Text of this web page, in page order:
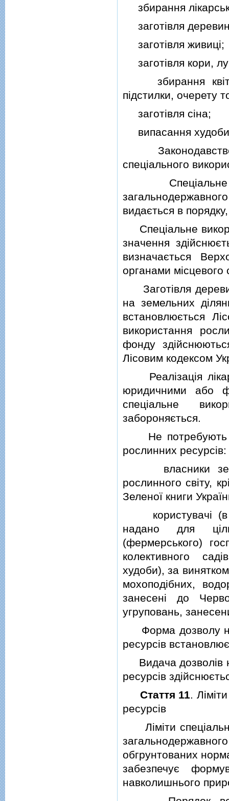
збирання
заготiвля
заготiвля живицi;
заготiвля кори,
збирання квiтiв,
пiдстилки, очерету
заготiвля сiна;
випасання
спецiального
Спецiальне
видається в
Спецiальне
значення
визначається
органами мiсцевого
Заготiвля
на земельних
встановлюється
використання
фонду
Лiсовим кодексом
Реалiзацiя
юридичними або
спецiальне
забороняється.
Не потребують
рослинних ресурсiв:
власники
рослинного свiту,
Зеленої книги
користувачi (в
надано для
(фермерського)
колективного
худоби), за
мохоподiбних,
занесенi до
угруповань,
Форма дозволу на
ресурсiв
Видача дозволiв
ресурсiв
Стаття 11. Лiмiти
ресурсiв
Лiмiти
обгрунтованих
забезпечує
навколишнього